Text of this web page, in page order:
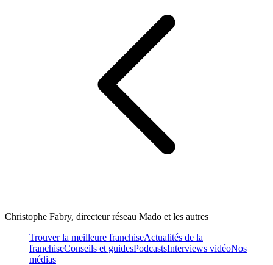
Christophe Fabry, directeur réseau Mado et les autres
Trouver la meilleure franchiseActualités de la
franchiseConseils et guidesPodcastsInterviews vidéoNos
médias